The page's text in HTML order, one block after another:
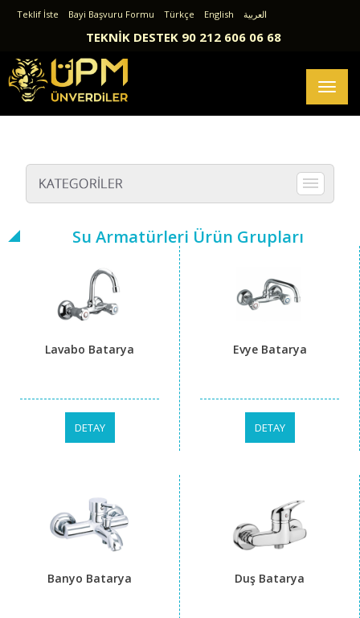
Teklif İste Bayi Başvuru Formu Türkçe English العربية
TEKNİK DESTEK 90 212 606 06 68
Su Armatürleri Ürün Grupları
Lavabo Batarya
DETAY
Evye Batarya
DETAY
Banyo Batarya Duş Batarya